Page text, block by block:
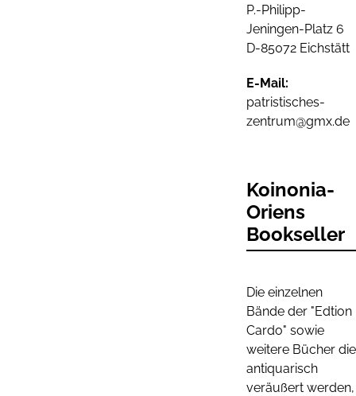
P.-Philipp-
Jeningen-Platz 6
D-85072 Eichstätt
E-Mail:
patristisches-
zentrum@gmx.de
Koinonia-
Oriens
Bookseller
Die einzelnen
Bände der "Edtion
Cardo" sowie
weitere Bücher die
antiquarisch
veräußert werden,